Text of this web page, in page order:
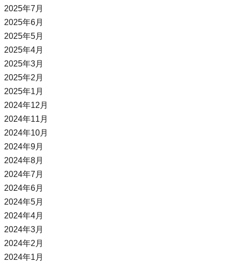
2025年7月
2025年6月
2025年5月
2025年4月
2025年3月
2025年2月
2025年1月
2024年12月
2024年11月
2024年10月
2024年9月
2024年8月
2024年7月
2024年6月
2024年5月
2024年4月
2024年3月
2024年2月
2024年1月